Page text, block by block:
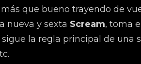
que bueno trayendo de
nueva y sexta Scream, toma
la regla principal de una